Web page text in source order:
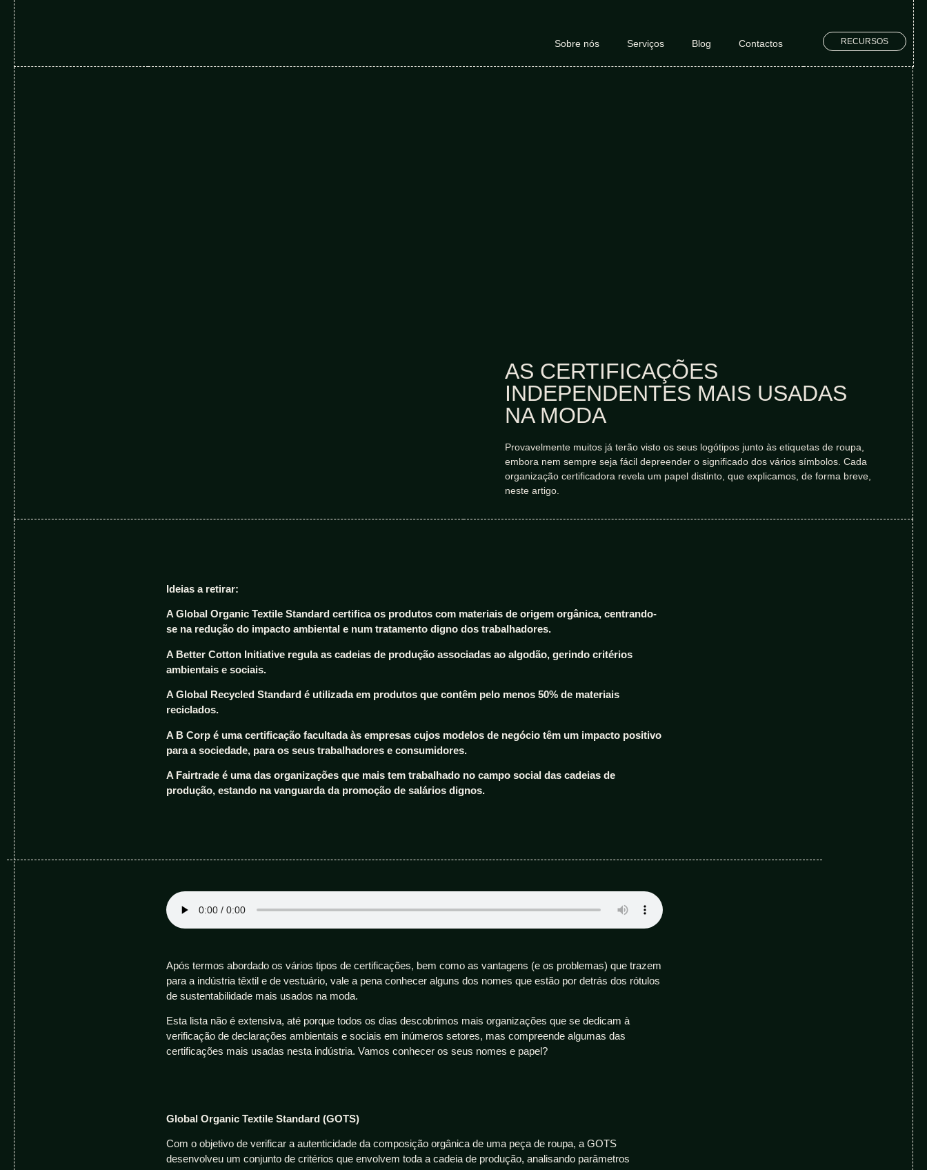
Sobre nós Serviços Blog Contactos RECURSOS
AS CERTIFICAÇÕES
INDEPENDENTES MAIS USADAS
NA MODA
Provavelmente muitos já terão visto os seus logótipos junto às etiquetas de roupa,
embora nem sempre seja fácil depreender o significado dos vários símbolos. Cada
organização certificadora revela um papel distinto, que explicamos, de forma breve,
neste artigo.
Ideias a retirar:
A Global Organic Textile Standard certifica os produtos com materiais de origem orgânica, centrando-
se na redução do impacto ambiental e num tratamento digno dos trabalhadores.
A Better Cotton Initiative regula as cadeias de produção associadas ao algodão, gerindo critérios
ambientais e sociais.
A Global Recycled Standard é utilizada em produtos que contêm pelo menos 50% de materiais
reciclados.
A B Corp é uma certificação facultada às empresas cujos modelos de negócio têm um impacto positivo
para a sociedade, para os seus trabalhadores e consumidores.
A Fairtrade é uma das organizações que mais tem trabalhado no campo social das cadeias de
produção, estando na vanguarda da promoção de salários dignos.
Após termos abordado os vários tipos de certificações, bem como as vantagens (e os problemas) que trazem
para a indústria têxtil e de vestuário, vale a pena conhecer alguns dos nomes que estão por detrás dos rótulos
de sustentabilidade mais usados na moda.
Esta lista não é extensiva, até porque todos os dias descobrimos mais organizações que se dedicam à
verificação de declarações ambientais e sociais em inúmeros setores, mas compreende algumas das
certificações mais usadas nesta indústria. Vamos conhecer os seus nomes e papel?
Global Organic Textile Standard (GOTS)
Com o objetivo de verificar a autenticidade da composição orgânica de uma peça de roupa, a GOTS
desenvolveu um conjunto de critérios que envolvem toda a cadeia de produção, analisando parâmetros